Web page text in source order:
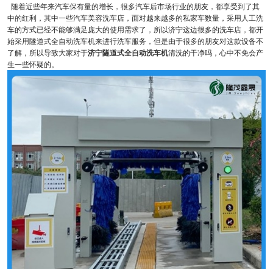
随着近些年来汽车保有量的增长，很多汽车后市场行业的朋友，都享受到了其
中的红利，其中一些汽车美容洗车店，面对越来越多的私家车数量，采用人工洗
车的方式已经不能够满足庞大的使用需求了，所以济宁这边很多的洗车店，都开
始采用隧道式全自动洗车机来进行洗车服务，但是由于很多的朋友对这款设备不
了解，所以导致大家对于济宁隧道式全自动洗车机清洗的干净吗，心中不免会产
生一些怀疑的。